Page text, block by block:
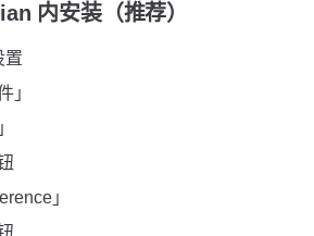
内安装（推荐）
置
」
」